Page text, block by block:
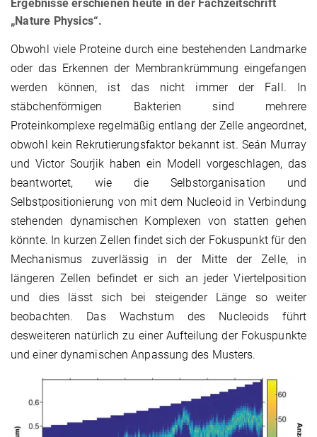
Ergebnisse erschienen heute in der Fachzeitschrift
„Nature Physics“.
Obwohl viele Proteine durch eine bestehenden Landmarke
oder das Erkennen der Membrankrümmung eingefangen
werden können, ist das nicht immer der Fall. In
stäbchenförmigen Bakterien sind mehrere
Proteinkomplexe regelmäßig entlang der Zelle angeordnet,
obwohl kein Rekrutierungsfaktor bekannt ist. Seán Murray
und Victor Sourjik haben ein Modell vorgeschlagen, das
beantwortet, wie die Selbstorganisation und
Selbstpositionierung von mit dem Nucleoid in Verbindung
stehenden dynamischen Komplexen von statten gehen
könnte. In kurzen Zellen findet sich der Fokuspunkt für den
Mechanismus zuverlässig in der Mitte der Zelle, in
längeren Zellen befindet er sich an jeder Viertelposition
und dies lässt sich bei steigender Länge so weiter
beobachten. Das Wachstum des Nucleoids führt
desweiteren natürlich zu einer Aufteilung der Fokuspunkte
und einer dynamischen Anpassung des Musters.